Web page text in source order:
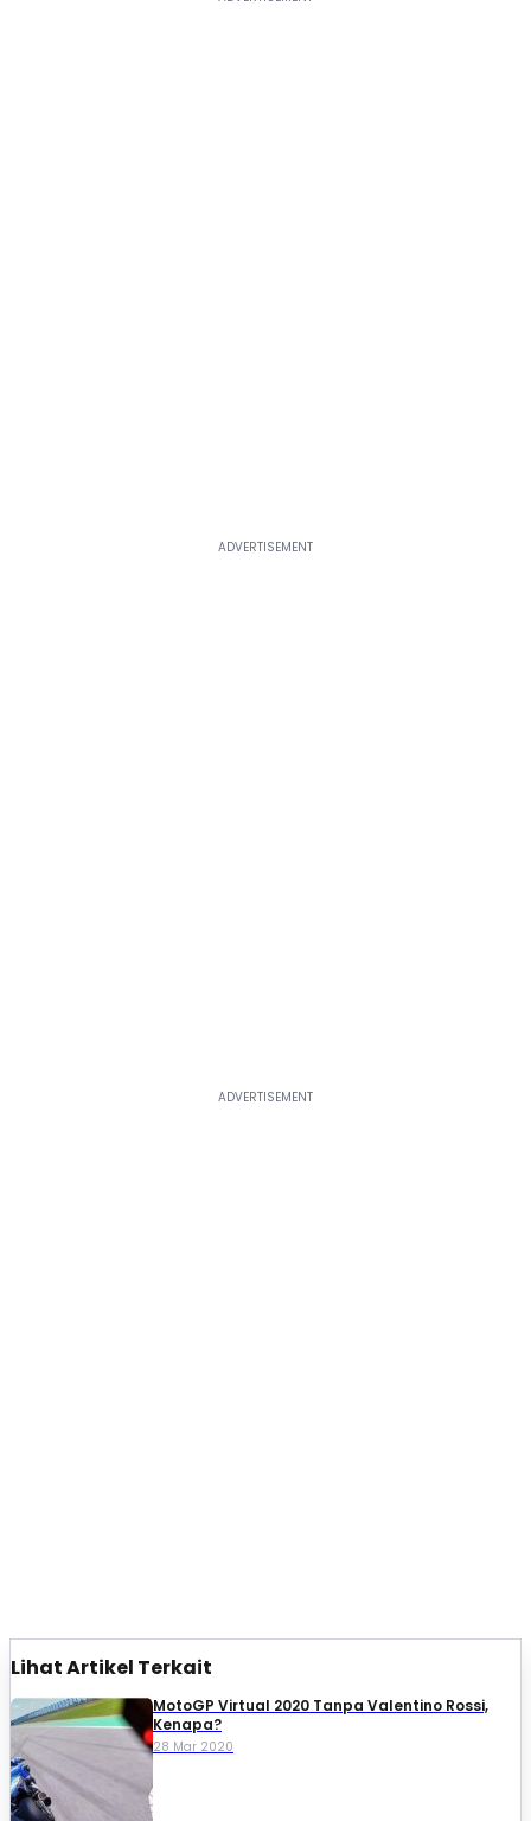
Lihat Artikel Terkait
MotoGP Virtual 2020 Tanpa Valentino Rossi,
Kenapa?
28 Mar 2020